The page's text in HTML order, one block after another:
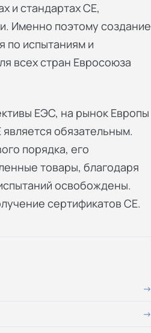
и стандартах СЕ,
Именно поэтому создание
по испытаниям и
всех стран Евросоюза
ЕЭС, на рынок Европы
обязательным.
порядка, его
товары, благодаря
освобождены.
сертификатов СЕ.